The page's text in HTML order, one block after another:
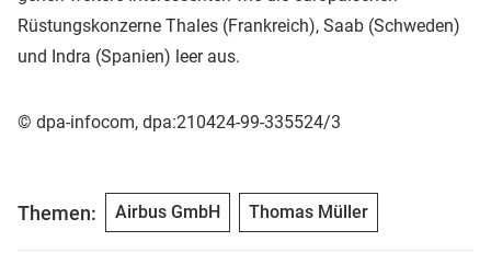
Rüstungskonzerne Thales (Frankreich), Saab (Schweden)
und Indra (Spanien) leer aus.
© dpa-infocom, dpa:210424-99-335524/3
Themen: Airbus GmbH Thomas Müller